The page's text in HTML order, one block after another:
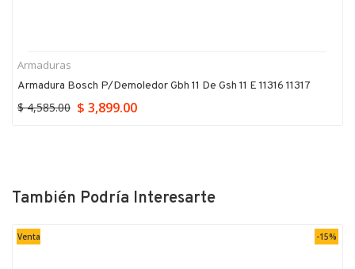
Armaduras
Armadura Bosch P/demoledor Gbh 11 De Gsh 11 E 11316 11317
$ 4,585.00 $ 3,899.00
También Podría Interesarte
Venta -15%